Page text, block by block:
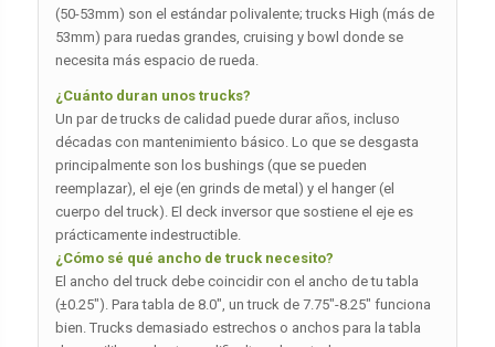
(50-53mm) son el estándar polivalente; trucks High (más de
53mm) para ruedas grandes, cruising y bowl donde se
necesita más espacio de rueda.
¿Cuánto duran unos trucks?
Un par de trucks de calidad puede durar años, incluso
décadas con mantenimiento básico. Lo que se desgasta
principalmente son los bushings (que se pueden
reemplazar), el eje (en grinds de metal) y el hanger (el
cuerpo del truck). El deck inversor que sostiene el eje es
prácticamente indestructible.
¿Cómo sé qué ancho de truck necesito?
El ancho del truck debe coincidir con el ancho de tu tabla
(±0.25″). Para tabla de 8.0″, un truck de 7.75″-8.25″ funciona
bien. Trucks demasiado estrechos o anchos para la tabla